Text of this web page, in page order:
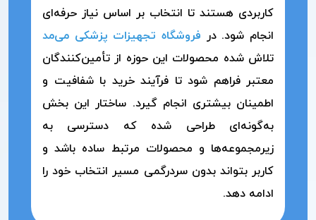
کاربردی هستند تا انتخاب بر اساس نیاز حرفه‌ای
انجام شود. در فروشگاه تجهیزات پزشکی می‌مد
تلاش شده محصولات این حوزه از تأمین‌کنندگان
معتبر فراهم شود تا فرآیند خرید با شفافیت و
اطمینان بیشتری انجام گیرد. ساختار این بخش
به‌گونه‌ای طراحی شده که دسترسی به
زیرمجموعه‌ها و محصولات مرتبط ساده باشد و
کاربر بتواند بدون سردرگمی مسیر انتخاب خود را
ادامه دهد.